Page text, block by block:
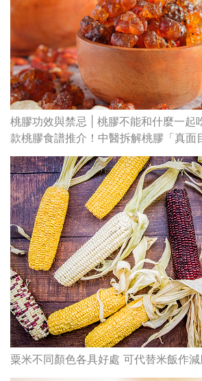
桃膠功效與禁忌 | 桃膠不能和什麼一起
款桃膠食譜推介！中醫拆解桃膠「真面
粟米不同顏色各具好處 可代替米飯作減